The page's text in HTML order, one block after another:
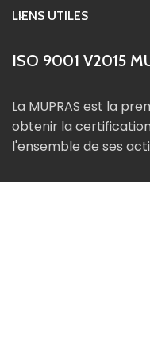
LIENS UTILES
ISO 9001 V2015
La MUPRAS est la
obtenir la certification
l'ensemble de ses